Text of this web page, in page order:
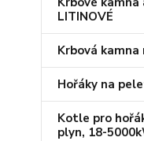
LITINOVÉ
Krbová
Hořáky na
Kotle pro
plyn, 18-